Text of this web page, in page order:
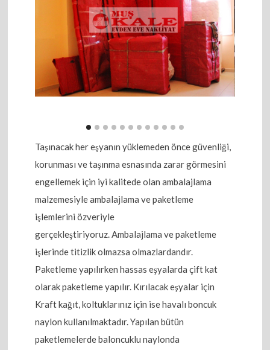
Taşınacak her eşyanın yüklemeden önce güvenliği,
korunması ve taşınma esnasında zarar görmesini
engellemek için iyi kalitede olan ambalajlama
malzemesiyle ambalajlama ve paketleme
işlemlerini özveriyle
gerçekleştiriyoruz. Ambalajlama ve paketleme
işlerinde titizlik olmazsa olmazlardandır.
Paketleme yapılırken hassas eşyalarda çift kat
olarak paketleme yapılır. Kırılacak eşyalar için
Kraft kağıt, koltuklarınız için ise havalı boncuk
naylon kullanılmaktadır. Yapılan bütün
paketlemelerde baloncuklu naylonda